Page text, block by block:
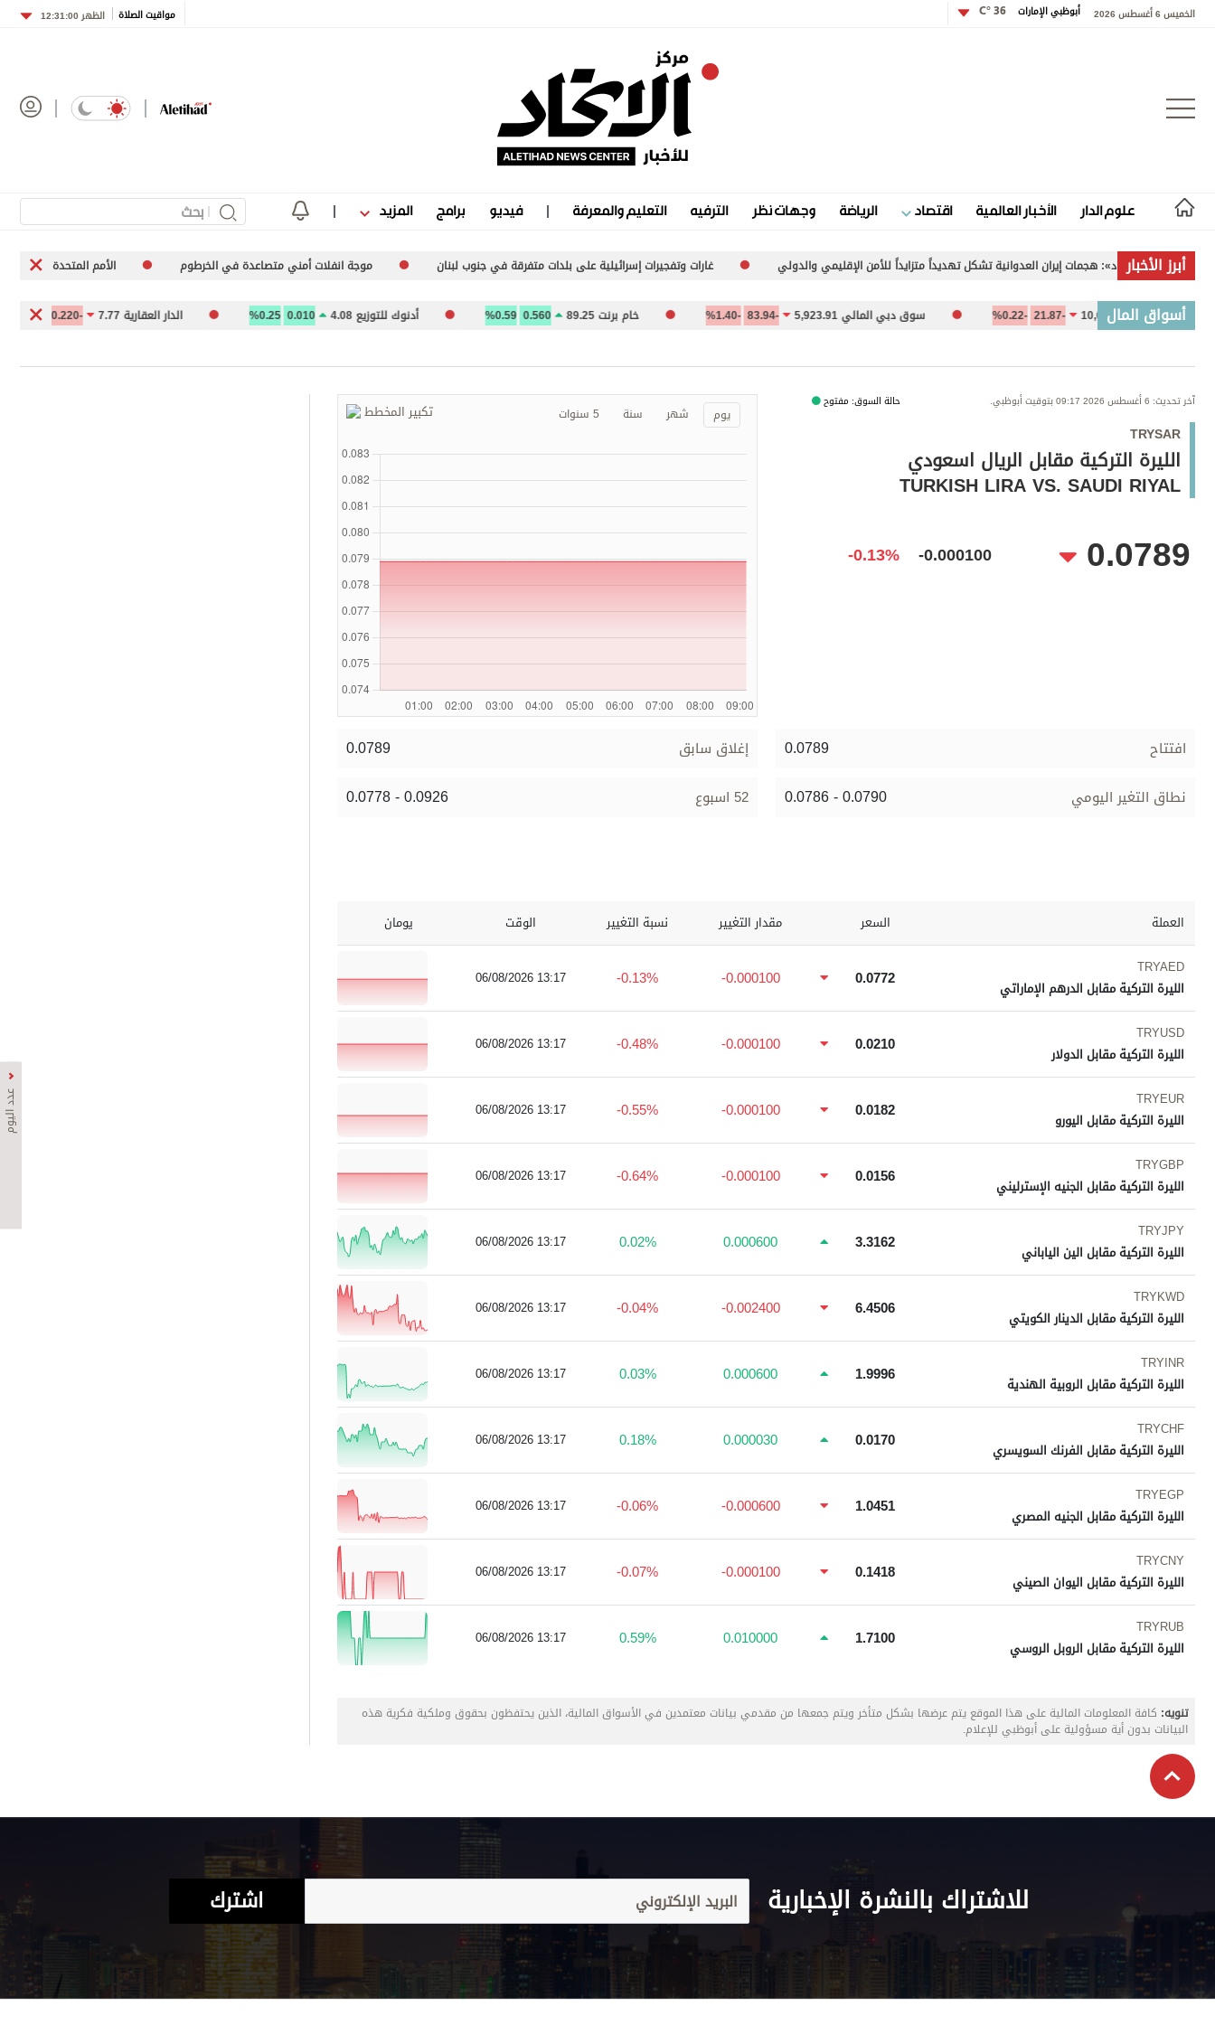
الخميس 6 أغسطس 2026 أبوظبي الإمارات 36 °C مواقيت الصلاة الظهر 12:31:00
علوم الدار الأخبار العالمية اقتصاد الرياضة وجهات نظر الترفيه التعليم والمعرفة فيديو برامج المزيد
علوم الدار
الأخبار العالمية
اقتصاد
الرياضة
وجهات نظر
الترفيه
التعليم والمعرفة
قصة صورة
مواقيت الصلاة
الأحوال الجوية
أبرز الأخبار
لـ «الاتحاد»: هجمات إيران العدوانية تشكل تهديداً متزايداً للأمن الإقليمي والدولي غارات وتفجيرات إسرائيلية على بلدات متفرقة في جنوب لبنان موجة انفلات أمني متصاعدة في الخرطوم الأمم المتحدة تعرب عن قلقها
أسواق المال
10,089.47
-21.87
-0.22% سوق دبي المالي 5,923.91 -83.94
-1.40% خام برنت 89.25 0.560
0.59% أدنوك للتوزيع 4.08 0.010
0.25% الدار العقارية 7.77 -0.220
-2.75%
عدد اليوم
آخر تحديث: 6 أغسطس 2026 09:17 بتوقيت أبوظبي. حالة السوق: مفتوح
TRYSAR
الليرة التركية مقابل الريال اسعودي
TURKISH LIRA VS. SAUDI RIYAL
0.0789
-0.000100
-0.13%
يوم شهر سنة 5 سنوات تكبير المخطط
افتتاح 0.0789 إغلاق سابق 0.0789
نطاق التغير اليومي 0.0786 - 0.0790 52 اسبوع 0.0778 - 0.0926
العملة السعر مقدار التغيير نسبة التغيير الوقت يومان
TRYAED
الليرة التركية مقابل الدرهم الإماراتي
0.0772
-0.000100
-0.13%
06/08/2026 13:17
TRYUSD
الليرة التركية مقابل الدولار
0.0210
-0.000100
-0.48%
06/08/2026 13:17
TRYEUR
الليرة التركية مقابل اليورو
0.0182
-0.000100
-0.55%
06/08/2026 13:17
TRYGBP
الليرة التركية مقابل الجنيه الإسترليني
0.0156
-0.000100
-0.64%
06/08/2026 13:17
TRYJPY
الليرة التركية مقابل الين الياباني
3.3162
0.000600
0.02%
06/08/2026 13:17
TRYKWD
الليرة التركية مقابل الدينار الكويتي
6.4506
-0.002400
-0.04%
06/08/2026 13:17
TRYINR
الليرة التركية مقابل الروبية الهندية
1.9996
0.000600
0.03%
06/08/2026 13:17
TRYCHF
الليرة التركية مقابل الفرنك السويسري
0.0170
0.000030
0.18%
06/08/2026 13:17
TRYEGP
الليرة التركية مقابل الجنيه المصري
1.0451
-0.000600
-0.06%
06/08/2026 13:17
TRYCNY
الليرة التركية مقابل اليوان الصيني
0.1418
-0.000100
-0.07%
06/08/2026 13:17
TRYRUB
الليرة التركية مقابل الروبل الروسي
1.7100
0.010000
0.59%
06/08/2026 13:17
تنويه: كافة المعلومات المالية على هذا الموقع يتم عرضها بشكل متأخر ويتم جمعها من مقدمي بيانات معتمدين في الأسواق المالية، الذين يحتفظون بحقوق وملكية فكرية هذه
البيانات بدون أية مسؤولية على أبوظبي للإعلام.
للاشتراك بالنشرة الإخبارية اشترك